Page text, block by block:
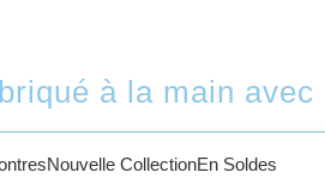
à la main avec
Nouvelle CollectionEn Soldes